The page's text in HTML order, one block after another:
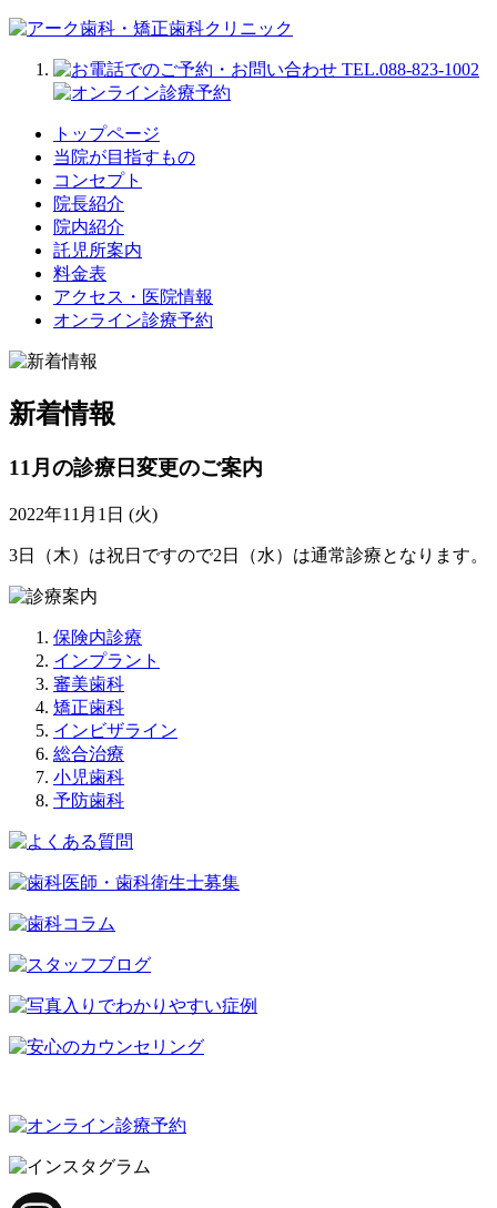
トップページ
当院が目指すもの
コンセプト
院長紹介
院内紹介
託児所案内
料金表
アクセス・医院情報
オンライン診療予約
新着情報
11月の診療日変更のご案内
2022年11月1日 (火)
3日（木）は祝日ですので2日（水）は通常診療となります。
保険内診療
インプラント
審美歯科
矯正歯科
インビザライン
総合治療
小児歯科
予防歯科